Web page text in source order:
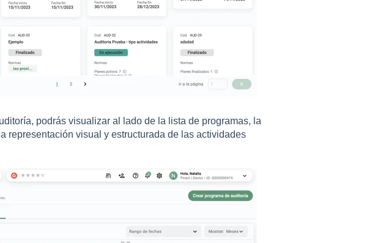
podrás visualizar al lado de la lista de programas, la
representación visual y estructurada de las actividades